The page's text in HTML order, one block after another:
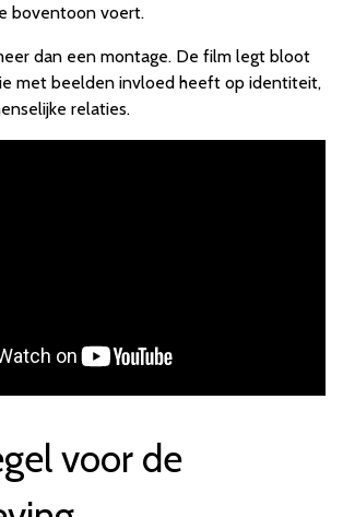
boventoon voert.
dan een montage. De film legt bloot
met beelden invloed heeft op identiteit,
relaties.
voor de